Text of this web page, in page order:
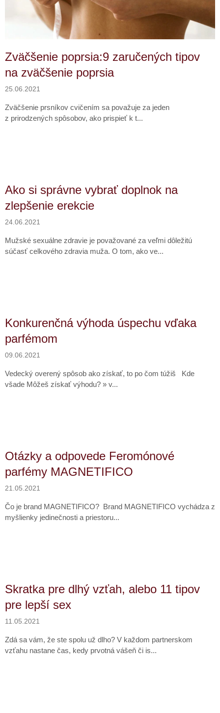
Zväčšenie poprsia:9 zaručených tipov
na zväčšenie poprsia
25.06.2021
Zväčšenie prsníkov cvičením sa považuje za jeden
z prirodzených spôsobov, ako prispieť k t...
Ako si správne vybrať doplnok na
zlepšenie erekcie
24.06.2021
Mužské sexuálne zdravie je považované za veľmi dôležitú
súčasť celkového zdravia muža. O tom, ako ve...
Konkurenčná výhoda úspechu vďaka
parfémom
09.06.2021
Vedecký overený spôsob ako získať, to po čom túžiš Kde
všade Môžeš získať výhodu? » v...
Otázky a odpovede Feromónové
parfémy MAGNETIFICO
21.05.2021
Čo je brand MAGNETIFICO? Brand MAGNETIFICO vychádza z
myšlienky jedinečnosti a priestoru...
Skratka pre dlhý vzťah, alebo 11 tipov
pre lepší sex
11.05.2021
Zdá sa vám, že ste spolu už dlho? V každom partnerskom
vzťahu nastane čas, kedy prvotná vášeň či is...